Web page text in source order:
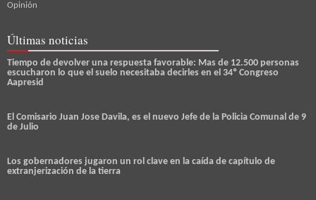
Opinión
Últimas noticias
Tiempo de devolver una respuesta favorable: Mas de 12.500 personas
escucharon lo que el suelo necesitaba decirles en el 34º Congreso
Aapresid
El Comisario Juan Jose Davila, es el nuevo Jefe de la Policia Comunal de 9
de Julio
Los gobernadores jugaron un rol clave en la caída de capítulo de
extranjerización de la tierra